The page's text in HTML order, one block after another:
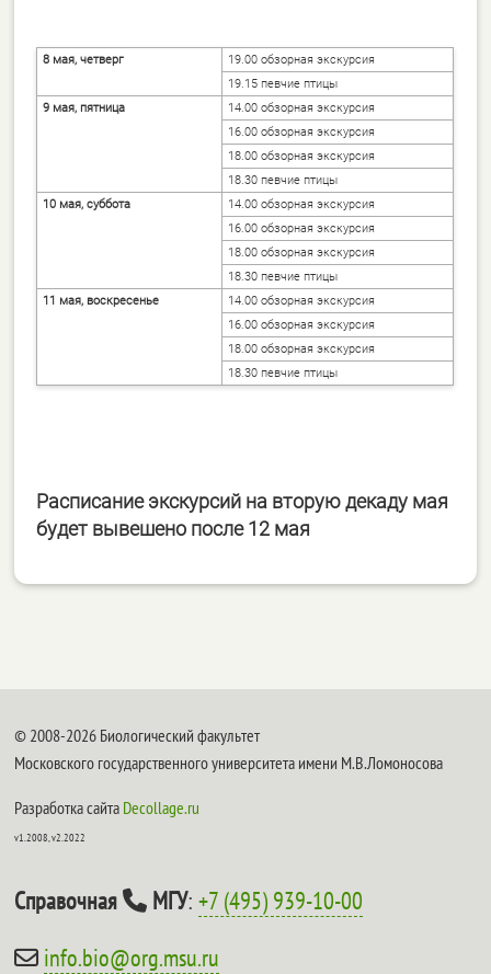
8 мая, четверг
19.00 обзорная экскурсия
19.15 певчие птицы
9 мая, пятница
14.00 обзорная экскурсия
16.00 обзорная экскурсия
18.00 обзорная экскурсия
18.30 певчие птицы
10 мая, суббота
14.00 обзорная экскурсия
16.00 обзорная экскурсия
18.00 обзорная экскурсия
18.30 певчие птицы
11 мая, воскресенье
14.00 обзорная экскурсия
16.00 обзорная экскурсия
18.00 обзорная экскурсия
18.30 певчие птицы
Расписание экскурсий на вторую декаду мая
будет вывешено после 12 мая
© 2008-2026 Биологический факультет
Московского государственного университета имени М.В.Ломоносова
Разработка сайта Decollage.ru
v1.2008, v2.2022
Справочная МГУ:+7 (495) 939-10-00
info.bio@org.msu.ru